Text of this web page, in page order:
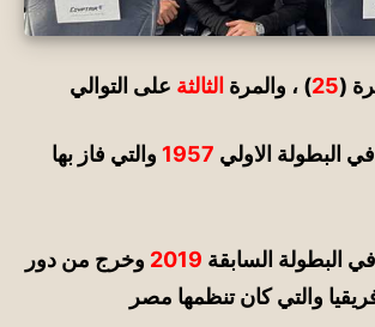
(
25) ، والمرة الثالثة على التوالي
البطولة الاولي 1957 والتي فاز بها
البطولة السابقة 2019 وخرج من دور
والتي كان تنظمها مصر